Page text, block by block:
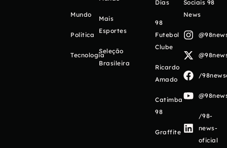
Mundo
Política
Tecnologia
Mais
Esportes
Seleção
Brasileira
Días
98
Futebol
Clube
Ricardo
Amado
Catimba
98
Graffite
Sociais 98
News
/
/98-
news-
oficial